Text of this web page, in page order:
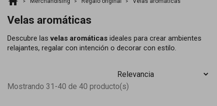
Velas aromáticas
Descubre lasvelas aromáticas ideales para crear ambientes
relajantes, regalar con intención o decorar con estilo.
Mostrando 31-40 de 40 producto(s)